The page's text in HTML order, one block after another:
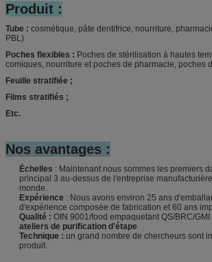
Produit :
Tube : cosmétique, pâte dentifrice, nourriture,
PBL)
Poches flexibles : Poches de stérilisation à hautes
comiques, nourriture et poches de pharmacie, poches
Feuille stratifiée ;
Films stratifiés ;
Etc.
Nos avantages :
Échelles : Maintenant nous sommes les premiers
principal 3 au-dessus de l'entreprise
monde.
Expérience : Nous avons environ 25 ans
d'expérience composée de fabrication et 60 ans
Qualité : OIN 9001/food empaquetant QS/BRC/GMI
ateliers de purification d'étape
Technique : un grand nombre de chercheurs sont
produit.